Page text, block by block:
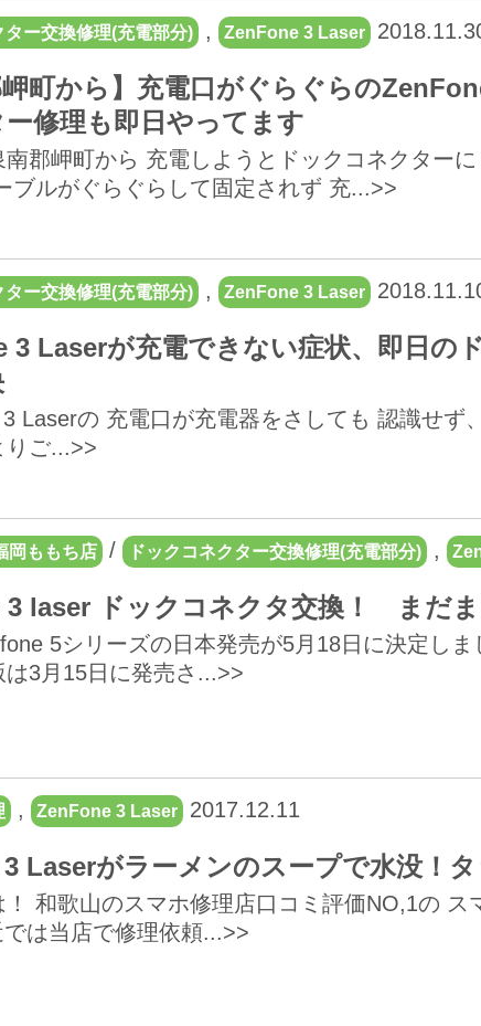
ター交換修理(充電部分) , ZenFone 3 Laser
岬町から】充電口がぐらぐらの
修理も即日やってます
南郡岬町から 充電しようとドックコネクター
ブルがぐらぐらして固定されず 充...>>
ター交換修理(充電部分) , ZenFone 3 Laser
3 Laserが充電できない症状、即日の
Laserの 充電口が充電器をさしても 認識せず
りご...>>
岡ももち店 / ドックコネクター交換修理(充電部分) ,
laser ドックコネクタ交換！ まだま
5シリーズの日本発売が5月18日に決定し
は3月15日に発売さ...>>
, ZenFone 3 Laser 2017.12.11
Laserがラーメンのスープで水没！
！ 和歌山のスマホ修理店口コミ評価NO,1の ス
は当店で修理依頼...>>